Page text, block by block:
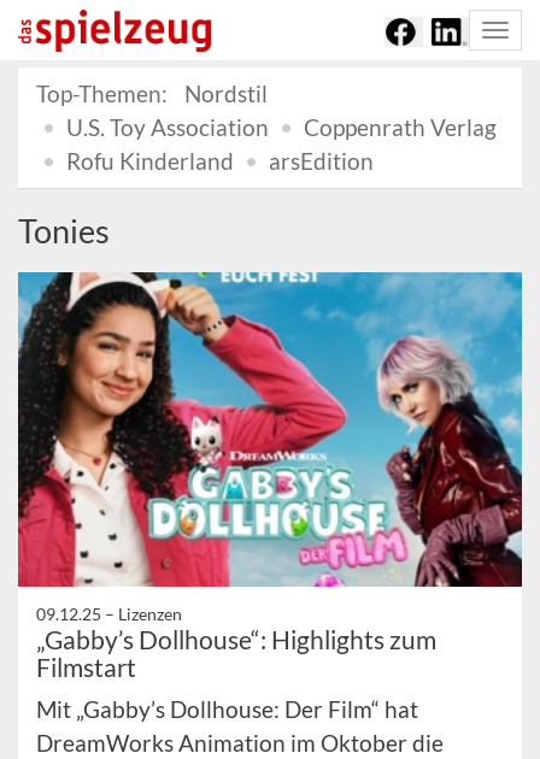
Top-Themen:
Nordstil
U.S. Toy Association
Coppenrath Verlag
Rofu Kinderland
arsEdition
Tonies
09.12.25 – Lizenzen
„Gabby’s Dollhouse“: Highlights zum
Filmstart
Mit „Gabby’s Dollhouse: Der Film“ hat
DreamWorks Animation im Oktober die